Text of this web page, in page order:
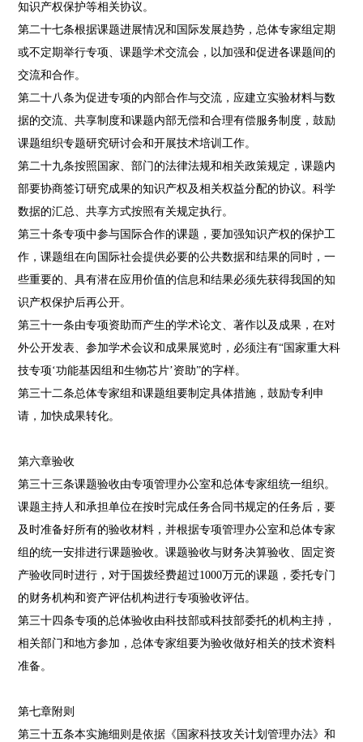
知识产权保护等相关协议。
第二十七条根据课题进展情况和国际发展趋势，总体专家组定期
或不定期举行专项、课题学术交流会，以加强和促进各课题间的
交流和合作。
第二十八条为促进专项的内部合作与交流，应建立实验材料与数
据的交流、共享制度和课题内部无偿和合理有偿服务制度，鼓励
课题组织专题研究研讨会和开展技术培训工作。
第二十九条按照国家、部门的法律法规和相关政策规定，课题内
部要协商签订研究成果的知识产权及相关权益分配的协议。科学
数据的汇总、共享方式按照有关规定执行。
第三十条专项中参与国际合作的课题，要加强知识产权的保护工
作，课题组在向国际社会提供必要的公共数据和结果的同时，一
些重要的、具有潜在应用价值的信息和结果必须先获得我国的知
识产权保护后再公开。
第三十一条由专项资助而产生的学术论文、著作以及成果，在对
外公开发表、参加学术会议和成果展览时，必须注有“国家重大科
技专项‘功能基因组和生物芯片’资助”的字样。
第三十二条总体专家组和课题组要制定具体措施，鼓励专利申
请，加快成果转化。
第六章验收
第三十三条课题验收由专项管理办公室和总体专家组统一组织。
课题主持人和承担单位在按时完成任务合同书规定的任务后，要
及时准备好所有的验收材料，并根据专项管理办公室和总体专家
组的统一安排进行课题验收。课题验收与财务决算验收、固定资
产验收同时进行，对于国拨经费超过1000万元的课题，委托专门
的财务机构和资产评估机构进行专项验收评估。
第三十四条专项的总体验收由科技部或科技部委托的机构主持，
相关部门和地方参加，总体专家组要为验收做好相关的技术资料
准备。
第七章附则
第三十五条本实施细则是依据《国家科技攻关计划管理办法》和